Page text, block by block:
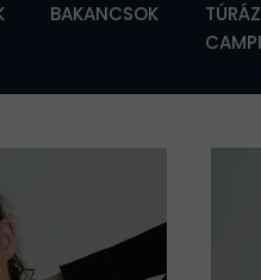
BAKANCSOK